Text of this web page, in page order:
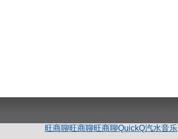
旺商聊旺商聊旺商聊QuickQ汽水音乐